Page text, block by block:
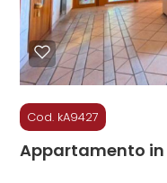
Cod. kA9427
Appartamento
Industriali
Terreni
Prezzo